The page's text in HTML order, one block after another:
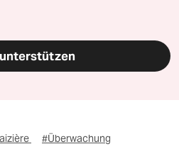
#Überwachung